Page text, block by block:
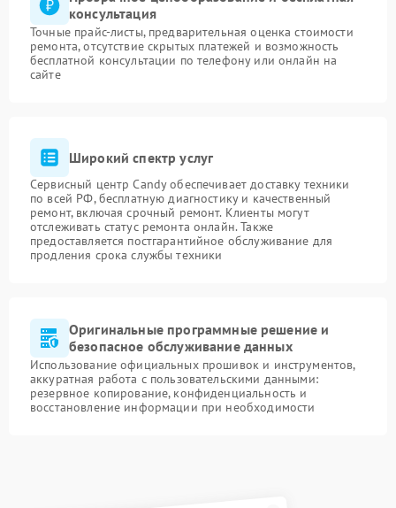
консультация
Точные прайс-листы, предварительная оценка стоимости
ремонта, отсутствие скрытых платежей и возможность
бесплатной консультации по телефону или онлайн на
сайте
Широкий спектр услуг
Сервисный центр Candy обеспечивает доставку техники
по всей РФ, бесплатную диагностику и качественный
ремонт, включая срочный ремонт. Клиенты могут
отслеживать статус ремонта онлайн. Также
предоставляется постгарантийное обслуживание для
продления срока службы техники
Оригинальные программные решение и
безопасное обслуживание данных
Использование официальных прошивок и инструментов,
аккуратная работа с пользовательскими данными:
резервное копирование, конфиденциальность и
восстановление информации при необходимости